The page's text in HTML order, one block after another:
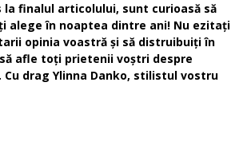
la finalul articolului, sunt curioasă să
alege în noaptea dintre ani! Nu ezitați
opinia voastră și să distruibuiți în
afle toți prietenii voștri despre
drag Ylinna Danko, stilistul vostru